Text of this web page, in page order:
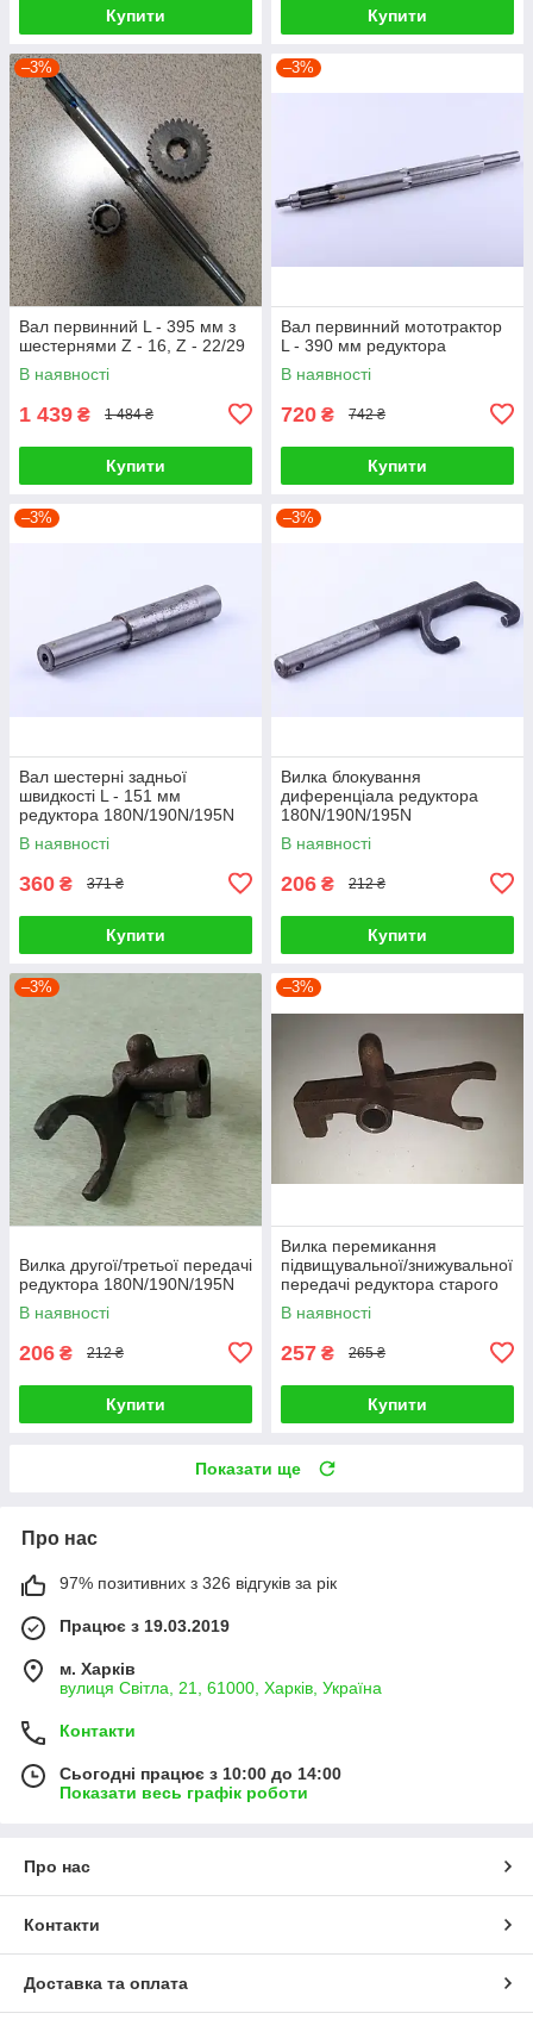
Купити Купити
–3%
Вал первинний L - 395 мм з
шестернями Z - 16, Z - 22/29
В наявності
1 439 ₴ 1 484 ₴
Купити
–3%
Вал первинний мототрактор
L - 390 мм редуктора
В наявності
720 ₴ 742 ₴
Купити
–3%
Вал шестерні задньої
швидкості L - 151 мм
редуктора 180N/190N/195N
В наявності
360 ₴ 371 ₴
Купити
–3%
Вилка блокування
диференціала редуктора
180N/190N/195N
В наявності
206 ₴ 212 ₴
Купити
–3%
Вилка другої/третьої передачі
редуктора 180N/190N/195N
В наявності
206 ₴ 212 ₴
Купити
–3%
Вилка перемикання
підвищувальної/знижувальної
передачі редуктора старого
зразка КПП 81-1
В наявності
257 ₴ 265 ₴
Купити
Показати ще
Про нас
97% позитивних з 326 відгуків за рік
Працює з 19.03.2019
м. Харків
вулиця Світла, 21, 61000, Харків, Україна
Контакти
Сьогодні працює з 10:00 до 14:00
Показати весь графік роботи
Про нас
Контакти
Доставка та оплата